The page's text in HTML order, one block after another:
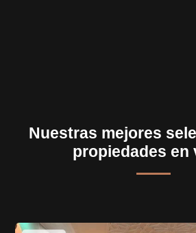
Nuestras mejores
propiedades en